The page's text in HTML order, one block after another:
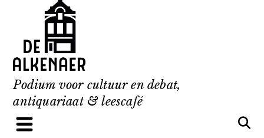
content
Podium voor cultuur en debat,
antiquariaat & leescafé